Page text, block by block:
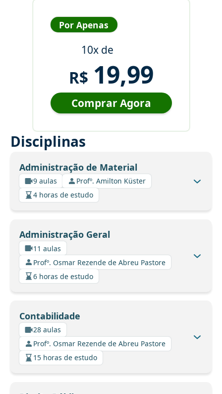
Por Apenas
10x de
R$ 19,99
Comprar Agora
Disciplinas
Administração de Material
9 aulas
Profº. Amilton Küster
4 horas de estudo
Administração Geral
11 aulas
Profº. Osmar Rezende de Abreu Pastore
6 horas de estudo
Contabilidade
28 aulas
Profº. Osmar Rezende de Abreu Pastore
15 horas de estudo